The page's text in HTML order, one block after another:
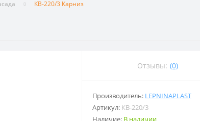
КВ-220/3 Карниз
Отзывы: (0)
Производитель: LEPNINAPLAST
Артикул: КВ-220/3
Наличие: В наличии